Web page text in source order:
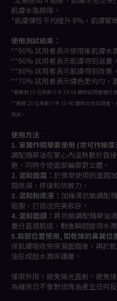
肌膚水脂屏障。
*肌膚彈性平均提升 8%，肌膚緊
使用測試結果：
**90% 試用者表示使用後肌膚水
**90% 試用者表示肌膚得到滋養。
**80% 試用者表示肌膚得到改善
**70% 試用者表示膚色更均勻，
*根據對 10 位年齡介乎 19-54 歲的試用者進行
**根據 25 位年齡介乎 35-60 歲的女性試用者
測試。
使用方法︰
1. 單獨作精華素使用 (亦可作按摩
調配精華油在掌心內溫熱數秒直
胞，同時令使面部輪廓更立體。
2. 混和面霜： 於慣常使用的面霜
霜保濕、修復和抗敏力。
3. 混和粉底液： 加幾滴抗敏調配
貼服，打造出完美妝容。
4. 混和面膜： 將抗敏調配精華油
養分直達肌底，敷後瞬間變得水
5.局部位置使用, 如乾燥的鼻翼位
保肌膚吸收完保濕面霜後，再於
油形成超水潤保護層。
僅限外用。避免陽光直射。避免
為確保您不會對玫瑰油產生任何